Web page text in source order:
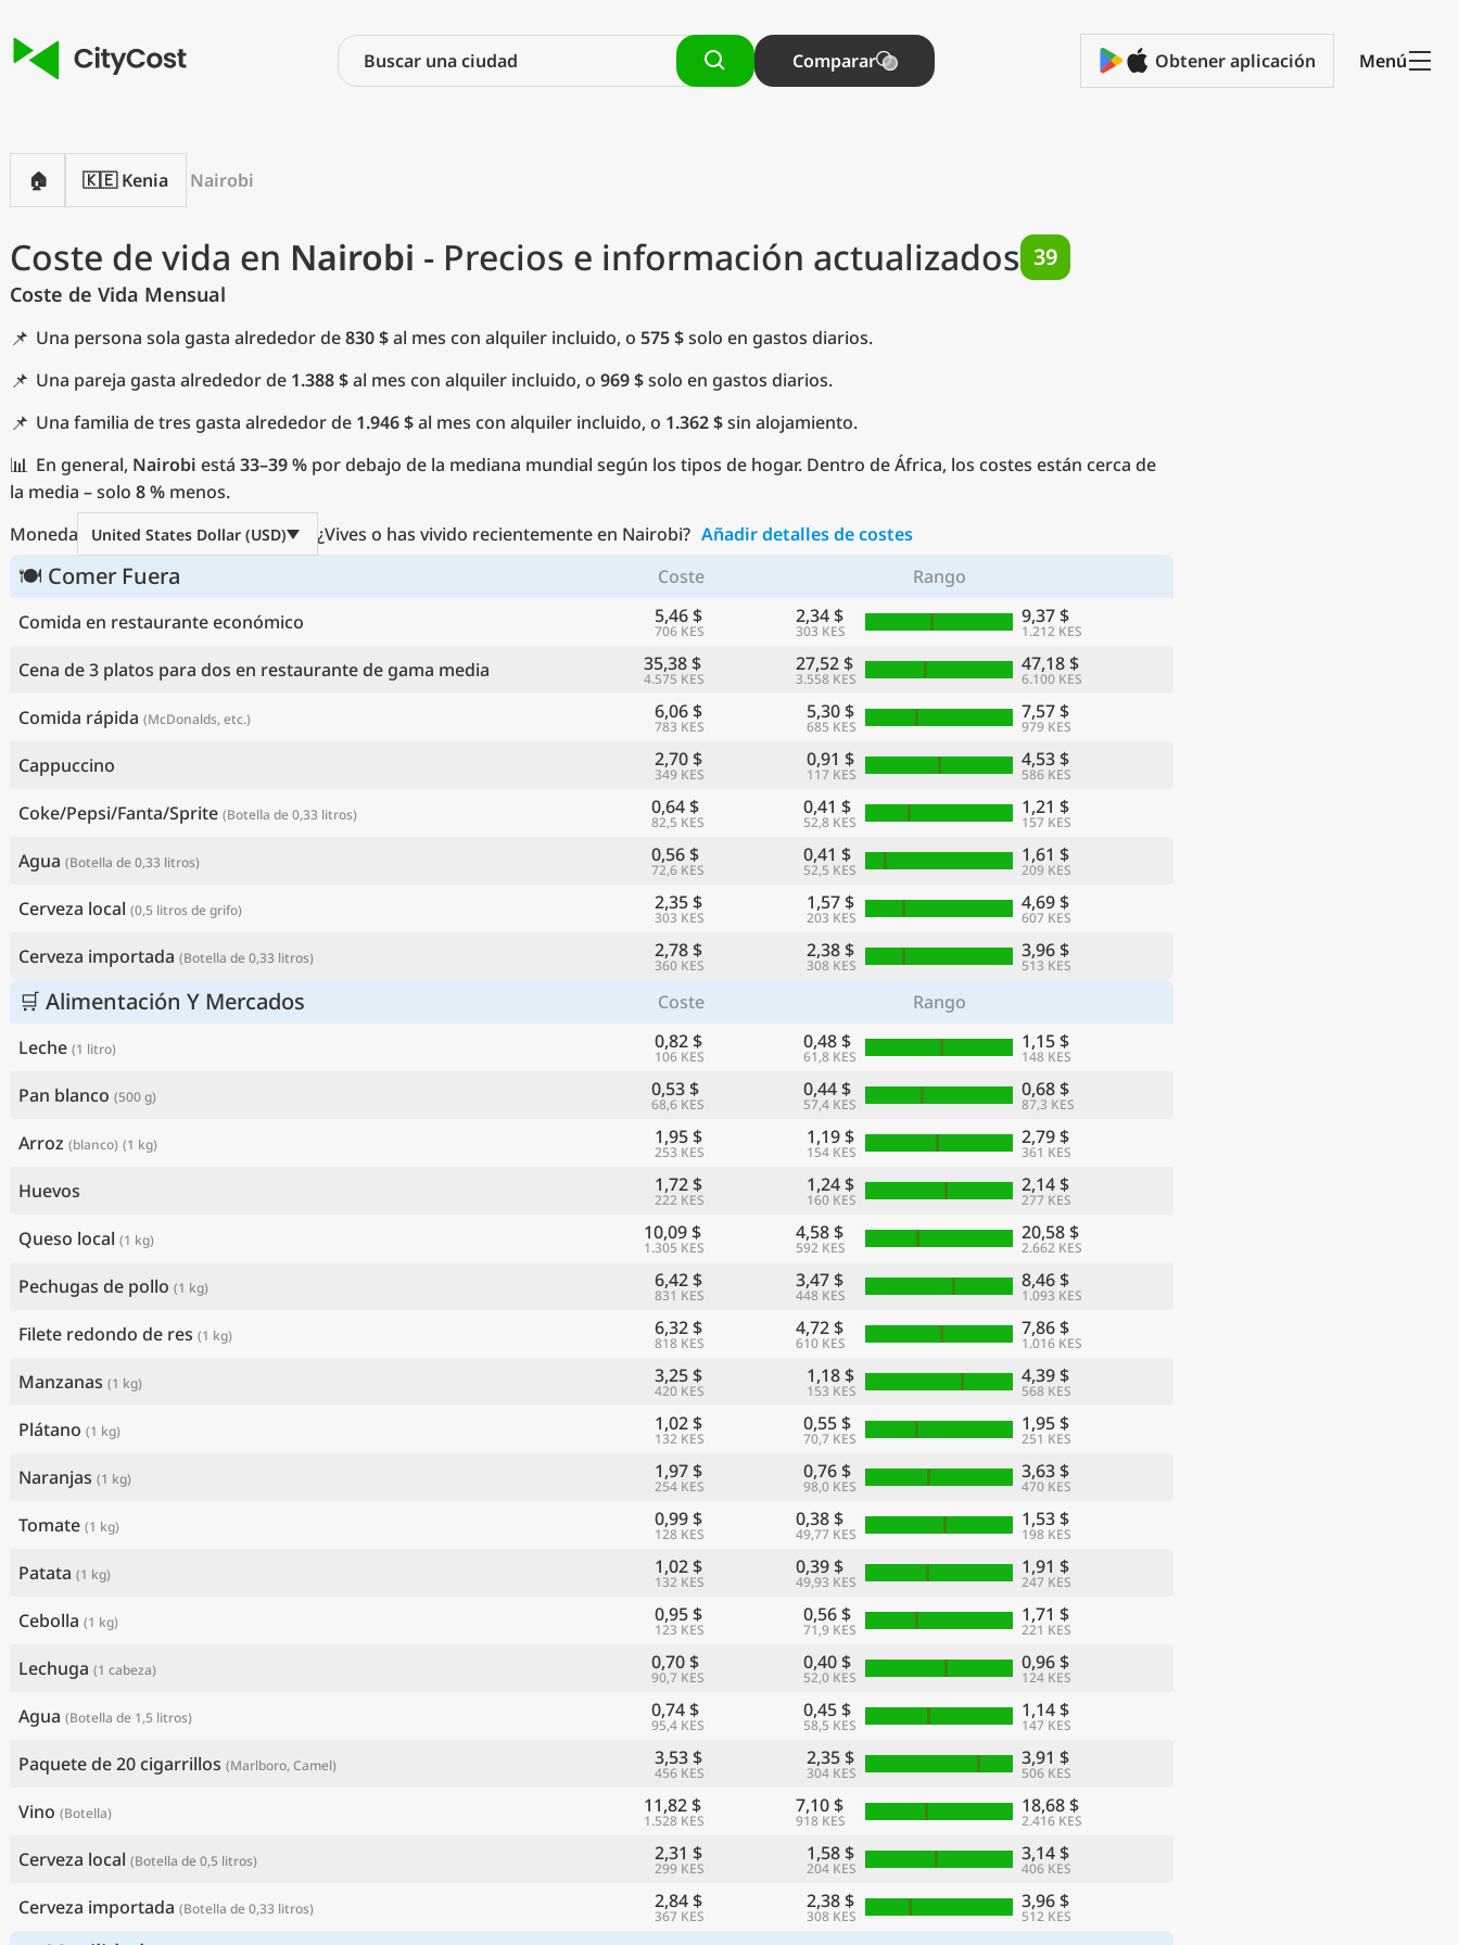
Comparar Obtener aplicación Menú
🏠 🇰🇪 Kenia Nairobi
Coste de vida en Nairobi - Precios e información actualizados 39
Coste de Vida Mensual
📌 Una persona sola gasta alrededor de830 $al mes con alquiler incluido, o 575 $solo en gastos diarios.
📌 Una pareja gasta alrededor de 1.388 $al mes con alquiler incluido, o 969 $solo en gastos diarios.
📌 Una familia de tres gasta alrededor de 1.946 $al mes con alquiler incluido, o 1.362 $sin alojamiento.
📊 En general, Nairobi está 33–39 % por debajo de la mediana mundial según los tipos de hogar. Dentro de África, los costes están cerca de
la media – solo 8 % menos.
Moneda
United States Dollar (USD) ¿Vives o has vivido recientemente en Nairobi? Añadir detalles de costes
🍽 Comer Fuera Coste
Rango
Comida en restaurante económico
5,46 $
706 KES
2,34 $
303 KES
9,37 $
1.212 KES
Cena de 3 platos para dos en restaurante de gama media 35,38 $
4.575 KES
27,52 $
3.558 KES
47,18 $
6.100 KES
Comida rápida (McDonalds, etc.) 6,06 $
783 KES
5,30 $
685 KES
7,57 $
979 KES
Cappuccino 2,70 $
349 KES
0,91 $
117 KES
4,53 $
586 KES
Coke/Pepsi/Fanta/Sprite (Botella de 0,33 litros) 0,64 $
82,5 KES
0,41 $
52,8 KES
1,21 $
157 KES
Agua (Botella de 0,33 litros) 0,56 $
72,6 KES
0,41 $
52,5 KES
1,61 $
209 KES
Cerveza local (0,5 litros de grifo) 2,35 $
303 KES
1,57 $
203 KES
4,69 $
607 KES
Cerveza importada (Botella de 0,33 litros) 2,78 $
360 KES
2,38 $
308 KES
3,96 $
513 KES
🛒 Alimentación Y Mercados Coste
Rango
Leche (1 litro) 0,82 $
106 KES
0,48 $
61,8 KES
1,15 $
148 KES
Pan blanco (500 g) 0,53 $
68,6 KES
0,44 $
57,4 KES
0,68 $
87,3 KES
Arroz (blanco) (1 kg) 1,95 $
253 KES
1,19 $
154 KES
2,79 $
361 KES
Huevos 1,72 $
222 KES
1,24 $
160 KES
2,14 $
277 KES
Queso local (1 kg) 10,09 $
1.305 KES
4,58 $
592 KES
20,58 $
2.662 KES
Pechugas de pollo (1 kg) 6,42 $
831 KES
3,47 $
448 KES
8,46 $
1.093 KES
Filete redondo de res (1 kg) 6,32 $
818 KES
4,72 $
610 KES
7,86 $
1.016 KES
Manzanas (1 kg) 3,25 $
420 KES
1,18 $
153 KES
4,39 $
568 KES
Plátano (1 kg) 1,02 $
132 KES
0,55 $
70,7 KES
1,95 $
251 KES
Naranjas (1 kg) 1,97 $
254 KES
0,76 $
98,0 KES
3,63 $
470 KES
Tomate (1 kg) 0,99 $
128 KES
0,38 $
49,77 KES
1,53 $
198 KES
Patata (1 kg) 1,02 $
132 KES
0,39 $
49,93 KES
1,91 $
247 KES
Cebolla (1 kg) 0,95 $
123 KES
0,56 $
71,9 KES
1,71 $
221 KES
Lechuga (1 cabeza) 0,70 $
90,7 KES
0,40 $
52,0 KES
0,96 $
124 KES
Agua (Botella de 1,5 litros) 0,74 $
95,4 KES
0,45 $
58,5 KES
1,14 $
147 KES
Paquete de 20 cigarrillos (Marlboro, Camel) 3,53 $
456 KES
2,35 $
304 KES
3,91 $
506 KES
Vino (Botella) 11,82 $
1.528 KES
7,10 $
918 KES
18,68 $
2.416 KES
Cerveza local (Botella de 0,5 litros) 2,31 $
299 KES
1,58 $
204 KES
3,14 $
406 KES
Cerveza importada (Botella de 0,33 litros) 2,84 $
367 KES
2,38 $
308 KES
3,96 $
512 KES